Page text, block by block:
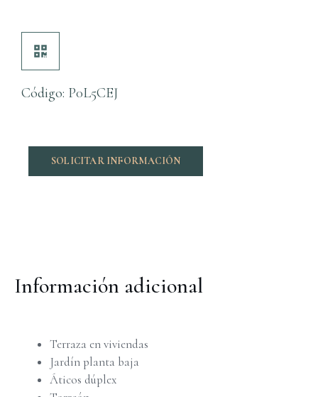
Código: P0L5CEJ
SOLICITAR INFORMACIÓN
Información adicional
Terraza en viviendas
Jardín planta baja
Áticos dúplex